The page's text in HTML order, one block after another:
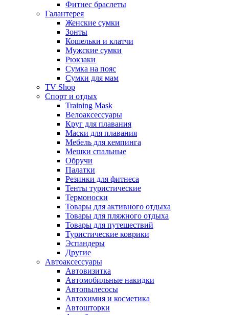
Фитнес браслеты
Галантерея
Женские сумки
Зонты
Кошельки и клатчи
Мужские сумки
Рюкзаки
Сумка на пояс
Сумки для мам
TV Shop
Спорт и отдых
Training Mask
Велоаксессуары
Круг для плавания
Маски для плавания
Мебель для кемпинга
Мешки спальные
Обручи
Палатки
Резинки для фитнеса
Тенты туристические
Термоноски
Товары для активного отдыха
Товары для пляжного отдыха
Товары для путешествий
Туристические коврики
Эспандеры
Другие
Автоаксессуары
Автовизитка
Автомобильные накидки
Автопылесосы
Автохимия и косметика
Автошторки